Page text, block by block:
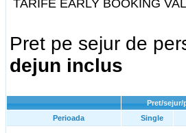
TARIFE EARLY BOOKING
Pret pe sejur de
dejun inclus
Pret/sejur/
Perioada
Single